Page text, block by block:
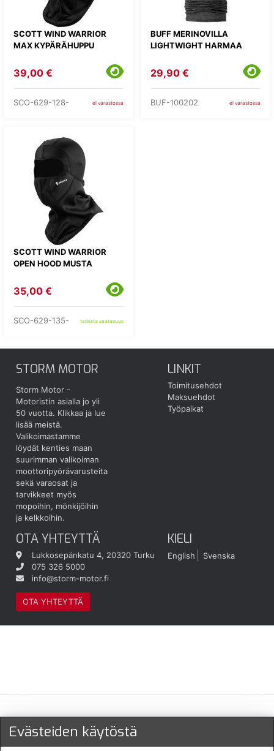
SCOTT WIND WARRIOR
MAX KYPÄRÄHUPPU
39,00 €
SCO-629-128- ei varastossa
BUFF MERINOVILLA
LIGHTWIGHT HARMAA
29,90 €
BUF-100202 ei varastossa
SCOTT WIND WARRIOR
OPEN HOOD MUSTA
35,00 €
SCO-629-135- tarkista saatavuus
STORM MOTOR
Storm Motor -
Motoristin asialla jo yli
50 vuotta. Klikkaa ja lue
lisää meistä.
Valikoimastamme
löydät kenties maan
suurimman valikoiman
moottoripyörävarusteita
sekä varaosat ja
tarvikkeet myös
mopoihin, mönkijöihin
ja kelkkoihin.
LINKIT
Toimitusehdot
Maksuehdot
Työpaikat
OTA YHTEYTTÄ
Lukkosepänkatu 4, 20320 Turku
075 326 5000
info@storm-motor.fi
OTA YHTEYTTÄ
KIELI
English Svenska
Maksu- ja toimitustavat
Evästeiden käytöstä